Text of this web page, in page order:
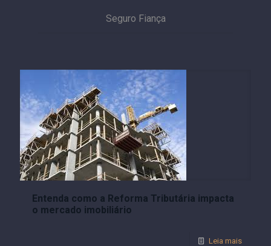
Seguro Fiança
Entenda como a Reforma Tributária impacta
o mercado imobiliário
Leia mais